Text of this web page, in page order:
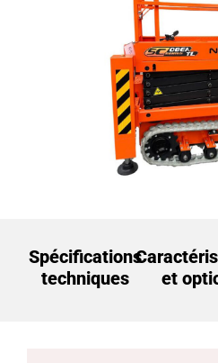
Spécifications
techniques
et